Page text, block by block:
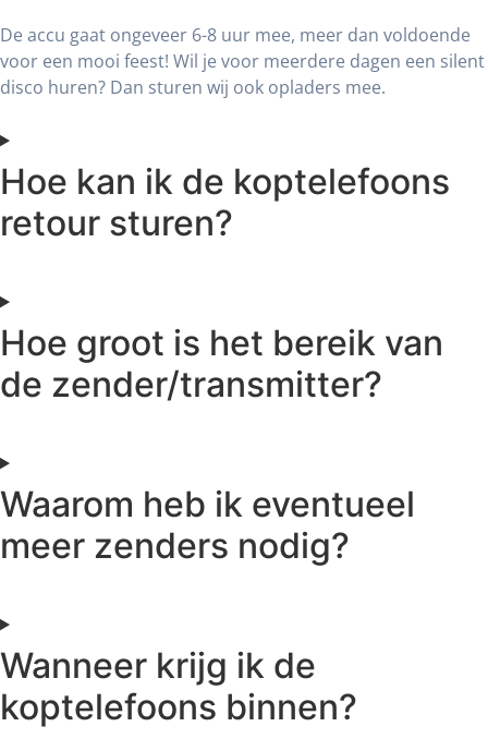
De accu gaat ongeveer 6-8 uur mee, meer dan voldoende
voor een mooi feest! Wil je voor meerdere dagen een silent
disco huren? Dan sturen wij ook opladers mee.
Hoe kan ik de koptelefoons
retour sturen?
Hoe groot is het bereik van
de zender/transmitter?
Waarom heb ik eventueel
meer zenders nodig?
Wanneer krijg ik de
koptelefoons binnen?